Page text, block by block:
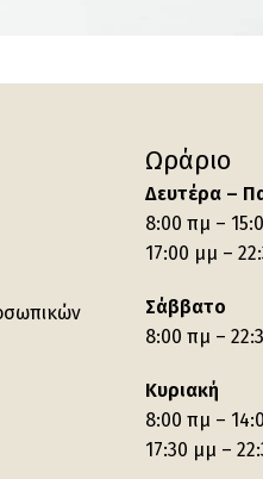
Ωράριο
Δευτέρα –
8:00 πμ –
17:00 μμ –
Σάββατο
8:00 πμ –
Κυριακή
8:00 πμ –
17:30 μμ –